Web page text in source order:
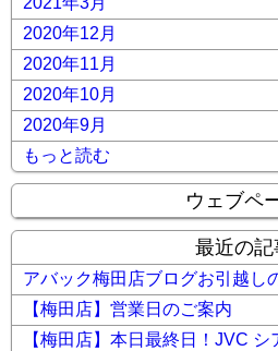
2020年12月
2020年11月
2020年10月
2020年9月
もっと読む
ウェブペ
最近の記
アバック梅田店ブログお引越し
【梅田店】営業日のご案内
【梅田店】本日最終日！JVC